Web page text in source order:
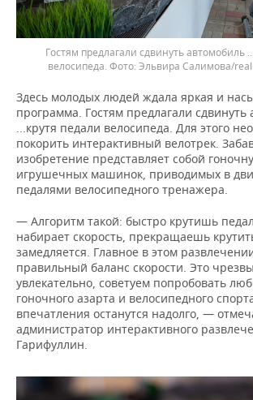
Гостям предлагали сдвинуть автомобиль
велосипеда. Фото: Эльвира Салимова/
Здесь молодых людей ждала яркая и
программа. Гостям предлагали сдвинуть
...крутя педали велосипеда. Для этого
покорить интерактивный велотрек.
изобретение представляет собой
игрушечных машинок, приводимых в
педалями велосипедного тренажера.
— Алгоритм такой: быстро крутишь
набирает скорость, прекращаешь
замедляется. Главное в этом
правильный баланс скорости. Это
увлекательно, советуем попробовать
гоночного азарта и велосипедного
впечатления останутся надолго, —
администратор интерактивного
Гарифуллин.